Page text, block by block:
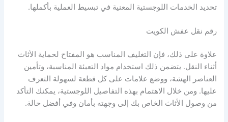
تحديد الخدمات اللوجستية المعنية في تبسيط العملية بأكملها.
رقم نقل عفش الكويت
علاوة على ذلك، فإن التغليف المناسب هو المفتاح لحماية الأثاث
أثناء النقل. يتضمن ذلك استخدام مواد التعبئة المناسبة، وتأمين
العناصر الهشة، ووضع علامات على كل قطعة لسهولة التعرف
عليها. ومن خلال الاهتمام بهذه التفاصيل اللوجستية، يمكنك التأكد
من وصول الأثاث الخاص بك إلى وجهته بأمان وفي أفضل حالة.